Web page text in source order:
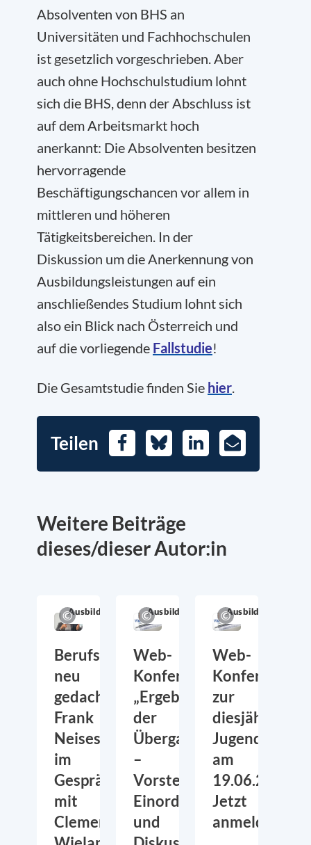
Absolventen von BHS an
Universitäten und Fachhochschulen
ist gesetzlich vorgeschrieben. Aber
auch ohne Hochschulstudium lohnt
sich die BHS, denn der Abschluss ist
auf dem Arbeitsmarkt hoch
anerkannt: Die Absolventen besitzen
hervorragende
Beschäftigungschancen vor allem in
mittleren und höheren
Tätigkeitsbereichen. In der
Diskussion um die Anerkennung von
Ausbildungsleistungen auf ein
anschließendes Studium lohnt sich
also ein Blick nach Österreich und
auf die vorliegende Fallstudie!
Die Gesamtstudie finden Sie hier.
Teilen FacebookBlueskyLinkedIn
E-
Mail
Weitere Beiträge
dieses/dieser Autor:in
Ausbildung
Berufsorientierung
neu
gedacht:
Frank
Neises
im
Gespräch
mit
Clemens
Ausbildung
Web-
Konferenz:
„Ergebnisse
der
Übergangsbefragung
–
Vorstellung,
Einordnung
und
Ausbildung
Web-
Konferenz
zur
diesjährigen
am
19.06.2024:
Jetzt
anmelden!